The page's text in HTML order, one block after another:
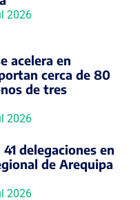
2026
acelera en
cerca de 80
de tres
2026
delegaciones en
de Arequipa
2026